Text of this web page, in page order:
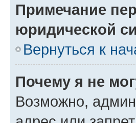
Примечание
юридической
Вернуться к
Почему я не
Возможно,